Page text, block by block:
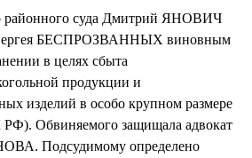
районного суда Дмитрий ЯНОВИЧ
Сергея БЕСПРОЗВАННЫХ виновным
в целях сбыта
продукции и
изделий в особо крупном размере
РФ). Обвиняемого защищала адвокат
Подсудимому определено